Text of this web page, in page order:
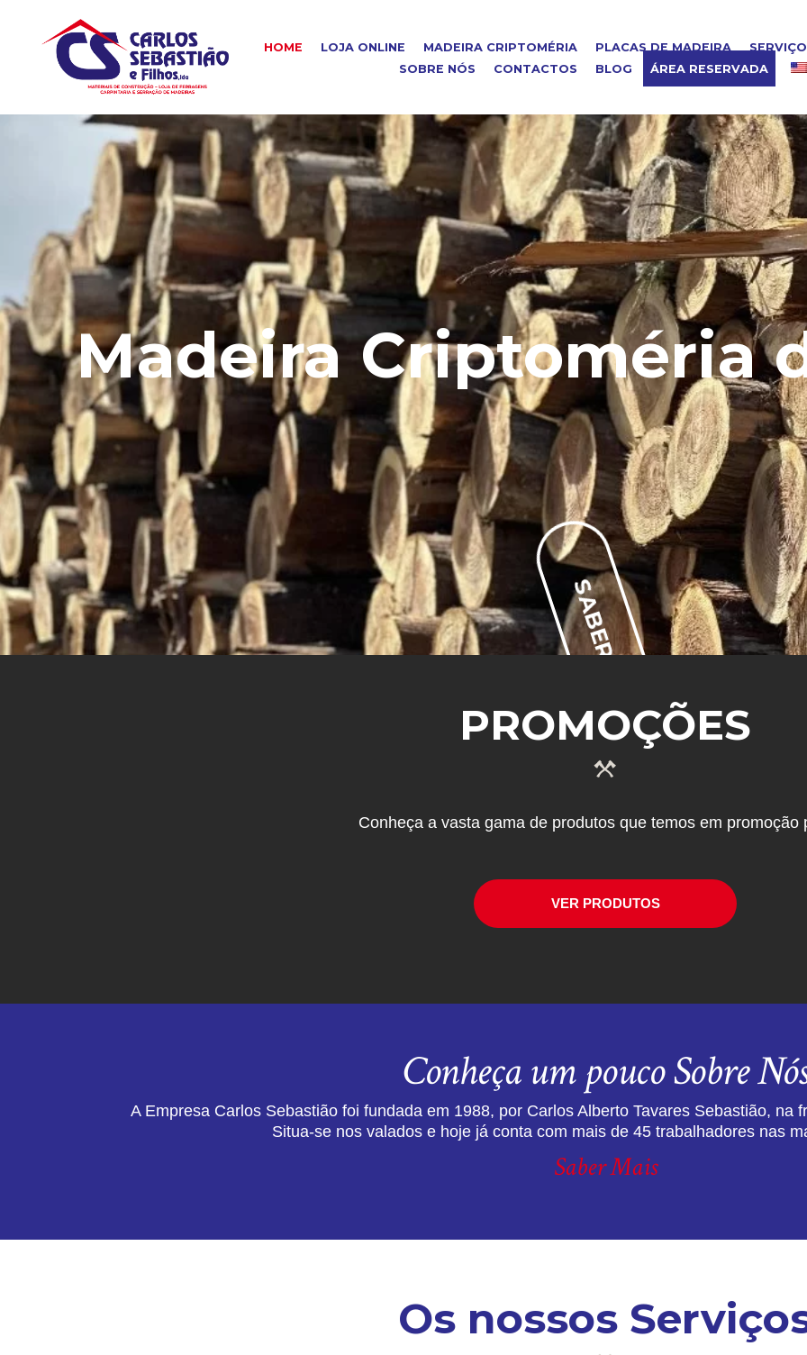
HOME LOJA ONLINE MADEIRA CRIPTOMÉRIA PLACAS DE MADEIRA
SOBRE NÓS
CONTACTOS BLOG ÁREA RESERVADA
Madeira Criptoméria
SABER MAIS
PROMOÇÕES
Conheça a vasta gama de produtos que temos em promoção
VER PRODUTOS
Conheça um pouco Sobre
A Empresa Carlos Sebastião foi fundada em 1988, por Carlos Alberto Tavares Sebastião, na
Situa-se nos valados e hoje já conta com mais de 45 trabalhadores nas
Saber Mais
Os nossos